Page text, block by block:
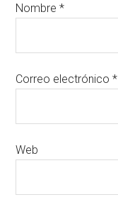
Nombre*
Correo electrónico*
Web